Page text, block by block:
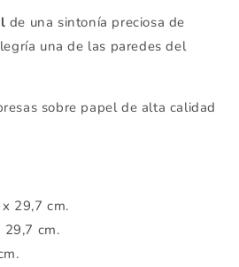
de una sintonía preciosa de
una de las paredes del
sobre papel de alta calidad
29,7 cm.
29,7 cm.